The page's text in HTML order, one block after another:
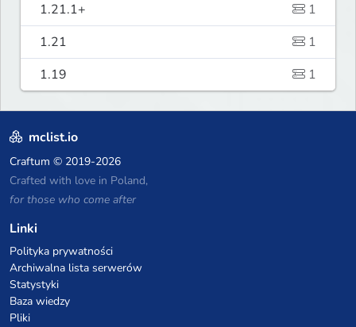
1.21.1+
1
1.21
1
1.19
1
mclist.io
Craftum © 2019-2026
Crafted with love in Poland,
for those who come after
Linki
Polityka prywatności
Archiwalna lista serwerów
Statystyki
Baza wiedzy
Pliki